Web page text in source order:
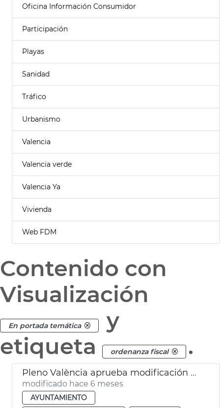
Oficina Información Consumidor
Participación
Playas
Sanidad
Tráfico
Urbanismo
Valencia
Valencia verde
Valencia Ya
Vivienda
Web FDM
Contenido con
Visualización
En portada temática
y
etiqueta
ordenanza fiscal .
Pleno València aprueba modificación ordenanza tasa recogida residuos
modificado hace 6 meses
AYUNTAMIENTO